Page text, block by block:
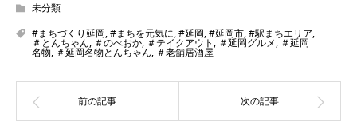
未分類
#まちづくり延岡,#まちを元気に,#延岡,#延岡市,#駅まちエリア,
＃とんちゃん, ＃のべおか,＃テイクアウト , ＃延岡グルメ,＃延岡
名物, ＃延岡名物とんちゃん, ＃老舗居酒屋